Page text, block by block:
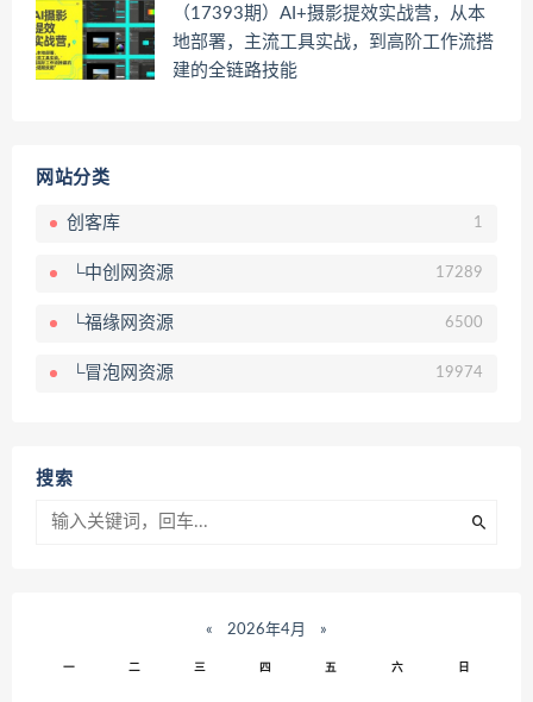
（17393期）AI+摄影提效实战营，从本
地部署，主流工具实战，到高阶工作流搭
建的全链路技能
网站分类
创客库 1
└中创网资源 17289
└福缘网资源 6500
└冒泡网资源 19974
搜索
« 2026年4月 »
一 二 三 四 五 六 日